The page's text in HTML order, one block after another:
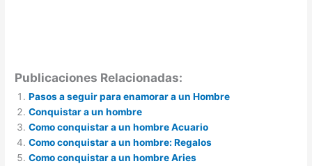
Publicaciones Relacionadas:
Pasos a seguir para enamorar a un Hombre
Conquistar a un hombre
Como conquistar a un hombre Acuario
Como conquistar a un hombre: Regalos
Como conquistar a un hombre Aries